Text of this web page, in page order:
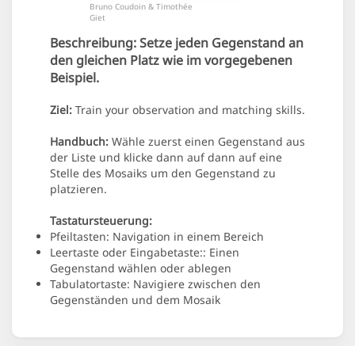
Bruno Coudoin & Timothée
Giet
Beschreibung:Setze jeden Gegenstand an
den gleichen Platz wie im vorgegebenen
Beispiel.
Ziel: Train your observation and matching skills.
Handbuch: Wähle zuerst einen Gegenstand aus
der Liste und klicke dann auf dann auf eine
Stelle des Mosaiks um den Gegenstand zu
platzieren.
Tastatursteuerung:
Pfeiltasten: Navigation in einem Bereich
Leertaste oder Eingabetaste:: Einen
Gegenstand wählen oder ablegen
Tabulatortaste: Navigiere zwischen den
Gegenständen und dem Mosaik